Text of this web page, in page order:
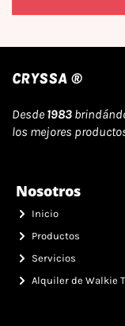
CRYSSA ®
Desde 1983
los mejores
Nosotros
Inicio
Productos
Servicios
Alquiler de Walkie